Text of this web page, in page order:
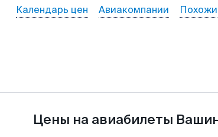
Календарь цен Авиакомпании
Цены на авиабилеты